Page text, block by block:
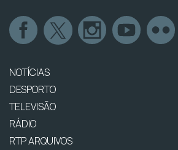
NOTÍCIAS
DESPORTO
TELEVISÃO
RÁDIO
RTP ARQUIVOS